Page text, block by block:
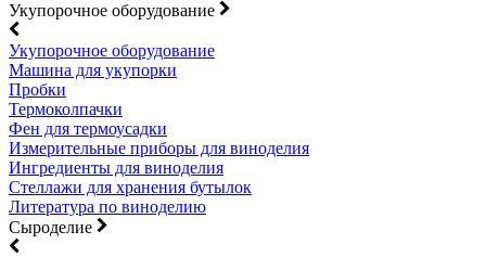
Укупорочное оборудование
Укупорочное оборудование
Машина для укупорки
Пробки
Термоколпачки
Фен для термоусадки
Измерительные приборы для виноделия
Ингредиенты для виноделия
Стеллажи для хранения бутылок
Литература по виноделию
Сыроделие